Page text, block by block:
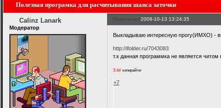
Полезная програмка для расчитывания шанса заточки
Поделиться2008-10-13 13:24:35
Calinz Lanark
Модератор
Выкладываю интересную прогу(ИМХО) -
http://ifolder.ru/7043083
т.к данная программка не является
з.ы копирайтег
+7